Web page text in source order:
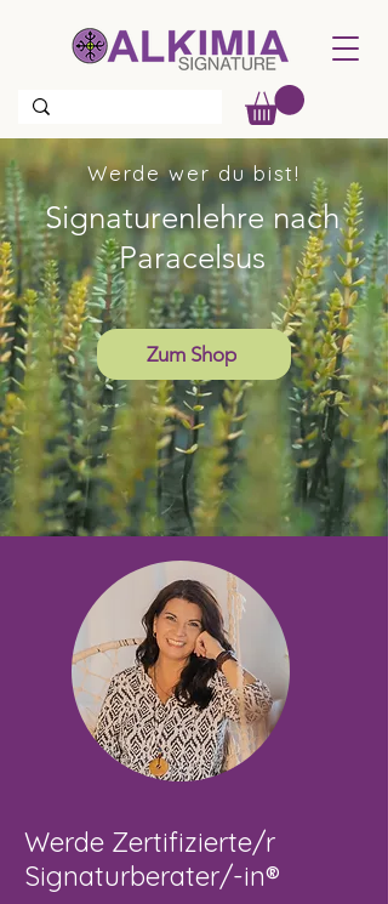
Werde wer du bist!
Signaturenlehre nach
Paracelsus
Zum Shop
Werde Zertifizierte/r
Signaturberater/-in®